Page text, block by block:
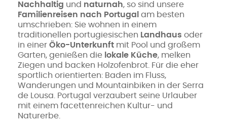
Nachhaltig und naturnah, so sind unsere
Familienreisen nach Portugal am besten
umschrieben: Sie wohnen in einem
traditionellen portugiesischen Landhaus oder
in einer Öko-Unterkunft mit Pool und großem
Garten, genießen die lokale Küche, melken
Ziegen und backen Holzofenbrot. Für die eher
sportlich orientierten: Baden im Fluss,
Wanderungen und Mountainbiken in der Serra
de Lousa. Portugal verzaubert seine Urlauber
mit einem facettenreichen Kultur- und
Naturerbe.